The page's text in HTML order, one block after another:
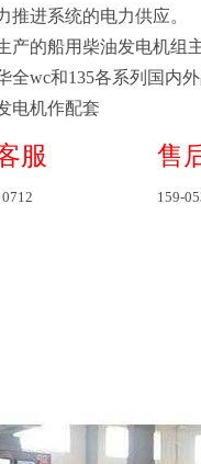
推进系统的电力供
产的船用柴油发电机组
全wc和135各系列国内
电机作配套
服 售
159-